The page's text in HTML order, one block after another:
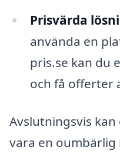
Prisvärda
använda en
pris.se kan du
och få offerter
Avslutningsvis kan
vara en oumbärlig